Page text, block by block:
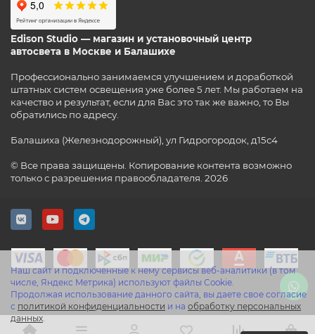
Наш сайт и подключенные к нему сервисы веб-аналитики (в том
числе, Яндекс Метрика) используют файлы Cookie.
Продолжая использование данного сайта, вы даете свое согласие
с политикой конфиденциальности и на обработку персональных
данных.
Edison Studio — магазин и установочный центр
автосвета в Москве и Балашихе
Профессионально занимаемся улучшением и доработкой
штатных систем освещения уже более 5 лет. Мы работаем на
качество и результат, если для Вас это так же важно, то Вы
обратились по адресу.
Балашиха (Железнодорожный), ул Гидрогородок, д15с4
© Все права защищены. Копирование контента возможно
только с разрешения правообладателя. 2026